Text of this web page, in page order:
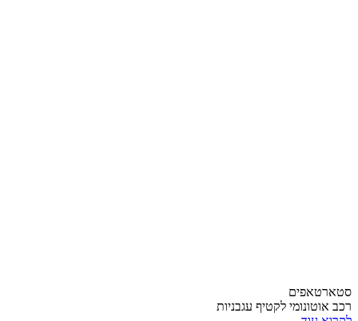
סטארטאפים
רכב אוטונומי לקטיף עגבניות